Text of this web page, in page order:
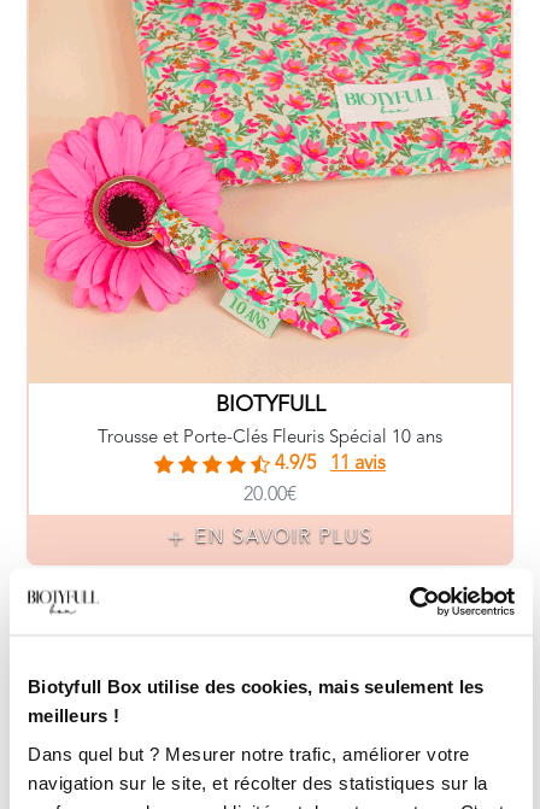
Biotyfull Box utilise des cookies, mais seulement les
meilleurs !
Dans quel but ? Mesurer notre trafic, améliorer votre
navigation sur le site, et récolter des statistiques sur la
BIOTYFULL
Trousse et Porte-Clés Fleuris Spécial 10 ans
4.9/5
11 avis
20.00€
EN SAVOIR PLUS